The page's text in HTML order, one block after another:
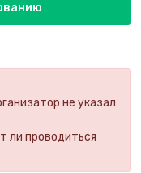
не указал
ли проводиться